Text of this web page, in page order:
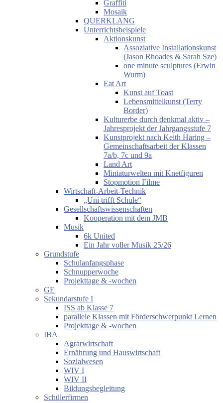
Graffiti
Mosaik
QUERKLANG
Unterrichtsbeispiele
Aktionskunst
Assoziative Installationskunst
(Jason Rhoades & Sarah Sze)
one minute sculptures (Erwin
Wurm)
Eat Art
Kunst auf Toast
Lebensmittelkunst (Terry
Border)
Kulturerbe durch denkmal aktiv –
Jahresprojekt der Jahrgangsstufe 7
Kunstprojekt nach Keith Haring –
Gemeinschaftsarbeit der Klassen
7a/b, 7c und 9a
Land Art
Miniaturwelten mit Knetfiguren
Stopmotion Filme
Wirtschaft-Arbeit-Technik
„Uni trifft Schule“
Gesellschaftswissenschaften
Kooperation mit dem JMB
Musik
6k United
Ein Jahr voller Musik 25/26
Grundstufe
Schulanfangsphase
Schnupperwoche
Projekttage & -wochen
GE
Sekundarstufe I
ISS ab Klasse 7
parallele Klassen mit Förderschwerpunkt Lernen
Projekttage & -wochen
IBA
Agrarwirtschaft
Ernährung und Hauswirtschaft
Sozialwesen
WIV I
WIV II
Bildungsbegleitung
Schülerfirmen